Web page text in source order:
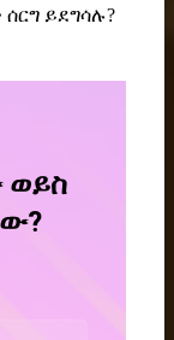
ይደግሳሉ?
ወይስ